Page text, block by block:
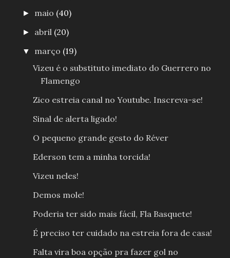
► maio (40)
► abril (20)
▼ março (19)
Vizeu é o substituto imediato do Guerrero no
Flamengo
Zico estreia canal no Youtube. Inscreva-se!
Sinal de alerta ligado!
O pequeno grande gesto do Réver
Ederson tem a minha torcida!
Vizeu neles!
Demos mole!
Poderia ter sido mais fácil, Fla Basquete!
É preciso ter cuidado na estreia fora de casa!
Falta vira boa opção pra fazer gol no